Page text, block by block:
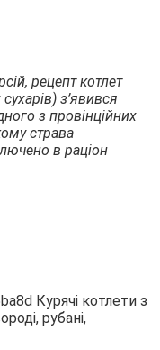
рецепт котлет
з’явився
з провінційних
страва
в раціон